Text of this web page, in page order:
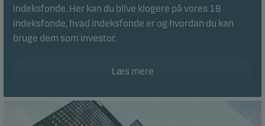
indeksfonde. Her kan du blive klogere på vores 18
indeksfonde, hvad indeksfonde er og hvordan du kan
bruge dem som investor.
Læs mere